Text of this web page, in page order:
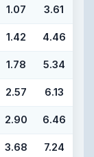
1.07 3.61
1.42 4.46
1.78 5.34
2.57 6.13
2.90 6.46
3.68 7.24